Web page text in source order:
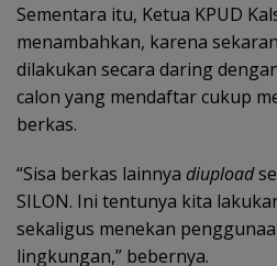
Sementara itu, Ketua KPUD
menambahkan, karena
dilakukan secara daring
calon yang mendaftar cukup
berkas.
“Sisa berkas lainnya diupload
SILON. Ini tentunya kita
sekaligus menekan
lingkungan,” bebernya.